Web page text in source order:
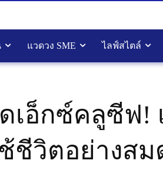
แวดวง SME ไลฟ์สไตล์
อ็กซ์คลูซีฟ!
ชีวิตอย่างสม